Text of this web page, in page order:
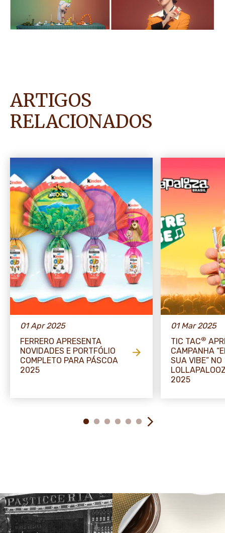
ARTIGOS
RELACIONADOS
01 Apr 2025
FERRERO APRESENTA
NOVIDADES E PORTFÓLIO
COMPLETO PARA PÁSCOA
2025
01 Mar 2025
TIC TAC®
CAMPANHA
SUA VIBE” NO
2025